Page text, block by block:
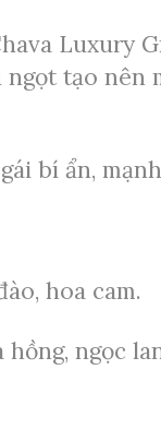
Luxury
ngọt tạo nên
bí ẩn,
hoa cam.
ngọc